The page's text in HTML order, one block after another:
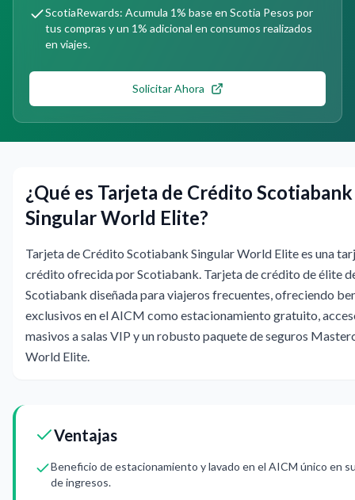
ScotiaRewards: Acumula 1% base en Scotia Pesos por
tus compras y un 1% adicional en consumos realizados
en viajes.
Solicitar Ahora
¿Qué es Tarjeta de Crédito Scotiabank
Singular World Elite?
Tarjeta de Crédito Scotiabank Singular World Elite es una
crédito ofrecida por Scotiabank. Tarjeta de crédito de élite
Scotiabank diseñada para viajeros frecuentes, ofreciendo
exclusivos en el AICM como estacionamiento gratuito,
masivos a salas VIP y un robusto paquete de seguros
World Elite.
Ventajas
Beneficio de estacionamiento y lavado en el AICM único en
de ingresos.